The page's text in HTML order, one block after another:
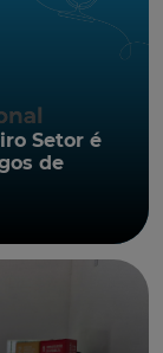
Setor é
de